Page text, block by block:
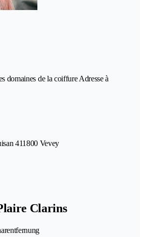
domaines de la coiffure Adresse à
411800 Vevey
Clarins